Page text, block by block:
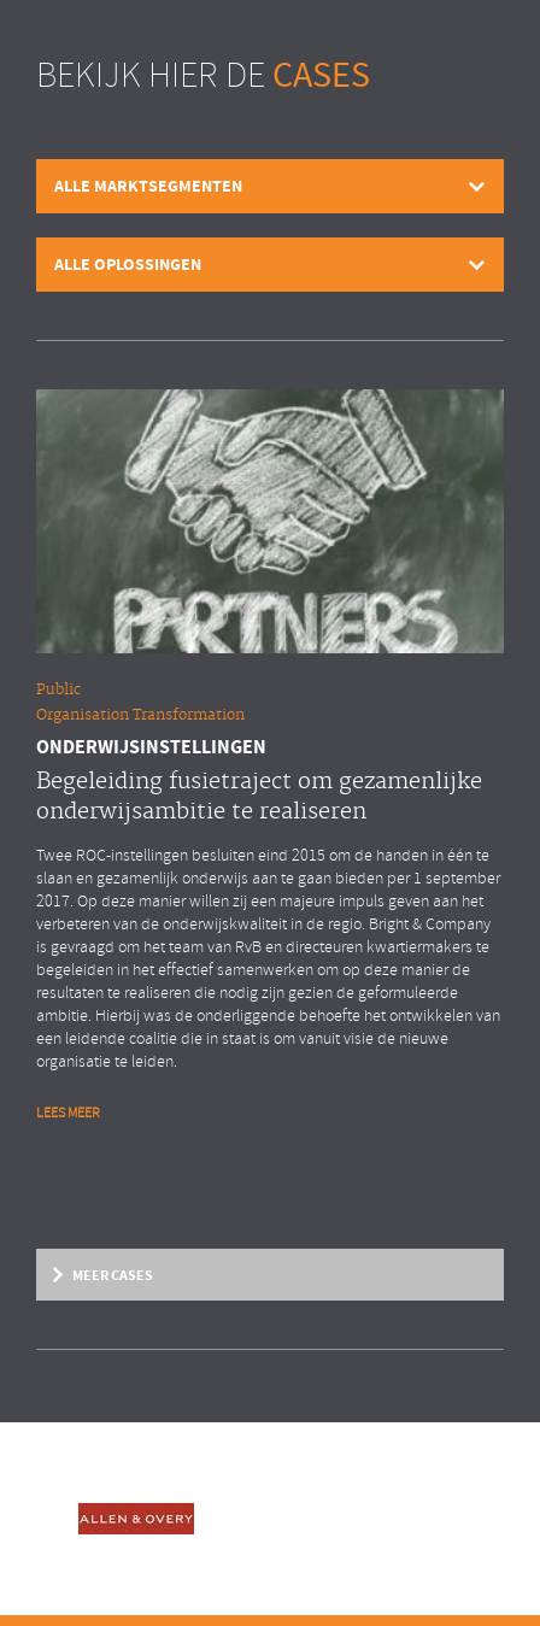
BEKIJK HIER DE CASES
ALLE MARKTSEGMENTEN
ALLE OPLOSSINGEN
Public
Organisation Transformation
ONDERWIJSINSTELLINGEN
Begeleiding fusietraject om gezamenlijke
onderwijsambitie te realiseren
Twee ROC-instellingen besluiten eind 2015 om de handen in één te
slaan en gezamenlijk onderwijs aan te gaan bieden per 1 september
2017. Op deze manier willen zij een majeure impuls geven aan het
verbeteren van de onderwijskwaliteit in de regio. Bright & Company
is gevraagd om het team van RvB en directeuren kwartiermakers te
begeleiden in het effectief samenwerken om op deze manier de
resultaten te realiseren die nodig zijn gezien de geformuleerde
ambitie. Hierbij was de onderliggende behoefte het ontwikkelen van
een leidende coalitie die in staat is om vanuit visie de nieuwe
organisatie te leiden.
LEES MEER
Overige marktsegmenten
People Analytics
MEER CASES